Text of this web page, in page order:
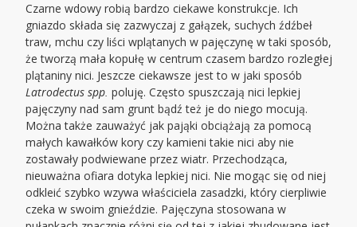
Czarne wdowy robią bardzo ciekawe konstrukcje. Ich
gniazdo składa się zazwyczaj z gałązek, suchych źdźbeł
traw, mchu czy liści wplątanych w pajęczynę w taki sposób,
że tworzą mała kopułę w centrum czasem bardzo rozległej
plątaniny nici. Jeszcze ciekawsze jest to w jaki sposób
Latrodectus spp. poluję. Często spuszczają nici lepkiej
pajęczyny nad sam grunt bądź też je do niego mocują.
Można także zauważyć jak pająki obciążają za pomocą
małych kawałków kory czy kamieni takie nici aby nie
zostawały podwiewane przez wiatr. Przechodząca,
nieuważna ofiara dotyka lepkiej nici. Nie mogąc się od niej
odkleić szybko wzywa właściciela zasadzki, który cierpliwie
czeka w swoim gnieździe. Pajęczyna stosowana w